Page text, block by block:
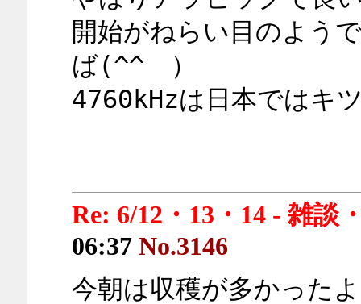
開始がねらい目のよう
ば(^^ゞ）
4760kHzは日本ではキ
Re: 6/12・13・14 - 雑談
06:37 No.3146
今朝は収穫が多かった